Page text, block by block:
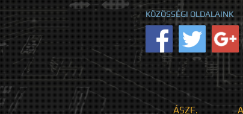
KÖZÖSSÉGI OLDALAINK
ÁSZF.